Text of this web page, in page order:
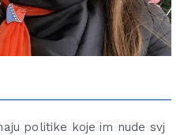
politike koje im nude svj